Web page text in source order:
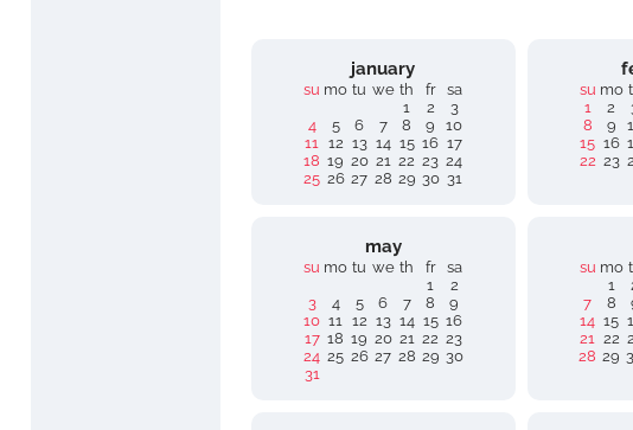
january
su mo tu we th fr
sa
1
2
3
4
5 6 7 8 9
10
11 12 13 14 15 16 17
18 19 20 21 22 23 24
25 26 27 28 29 30 31
su mo
1
2
8
9
15 16
22 23
may
su mo tu we th fr
sa
1
2
3
4 5 6 7 8
9
10 11 12 13 14 15 16
17 18 19 20 21 22 23
24 25 26 27 28 29 30
31
su mo
1
7
8
14 15
21 22
28 29